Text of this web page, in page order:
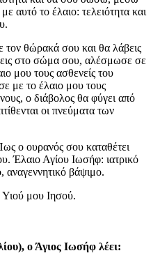
αυτό το έλαιο: τελειότητα και
τον θώρακά σου και θα λάβεις
στο σώμα σου, αλέσμωσε σε
μου τους ασθενείς του
με το έλαιο μου τους
ο διάβολος θα φύγει από
οι πνεύματα των
ο ουρανός σου καταθέτει
Έλαιο Αγίου Ιωσήφ: ιατρικό
βάψιμο.
μου Ιησού.
ο Άγιος Ιωσήφ λέει: